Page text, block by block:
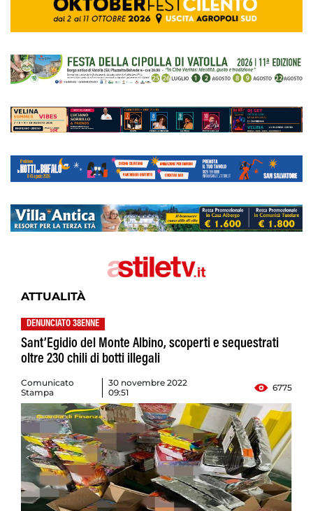
ATTUALITÀ
DENUNCIATO 38ENNE
Sant’Egidio del Monte Albino, scoperti e sequestrati
oltre 230 chili di botti illegali
Comunicato
Stampa
30 novembre 2022
09:51
6775